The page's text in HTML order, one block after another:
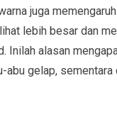
juga
lebih besar dan
Inilah alasan
abu gelap,